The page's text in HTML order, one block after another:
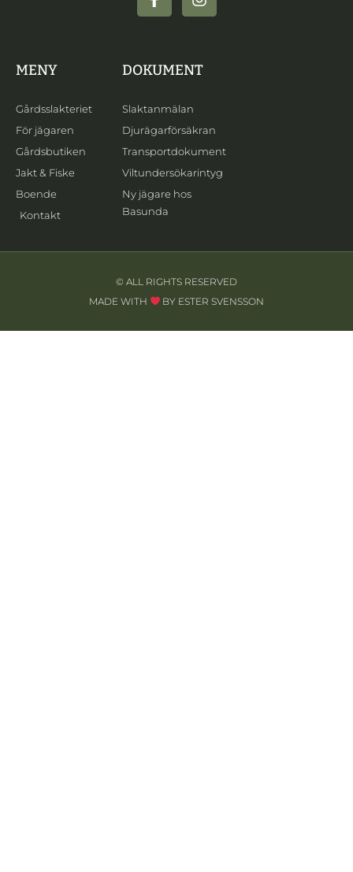
MENY
Gårdsslakteriet
För jägaren
Gårdsbutiken
Jakt & Fiske
Boende
Kontakt
DOKUMENT
Slaktanmälan
Djurägarförsäkran
Transportdokument
Viltundersökarintyg
Ny jägare hos
Basunda
© ALL RIGHTS RESERVED
MADE WITH
BY ESTER SVENSSON